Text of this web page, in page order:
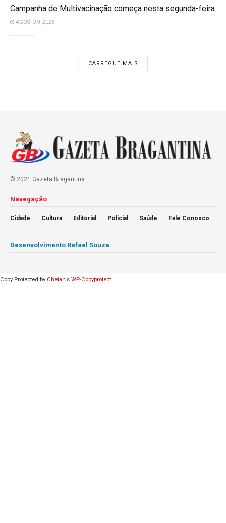
Campanha de Multivacinação começa nesta segunda-feira
AGOSTO 3, 2026
CARREGUE MAIS
© 2021 Gazeta Bragantina
Navegação
Cidade Cultura Editorial Policial Saúde Fale Conosco
Desenvolvimento Rafael Souza
Copy Protected by Chetan's WP-Copyprotect.